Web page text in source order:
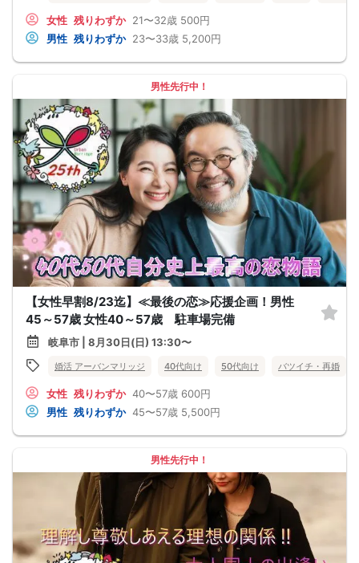
女性 残りわずか 21〜32歳 500円
男性 残りわずか 23〜33歳 5,200円
男性先行中！
【女性早割8/23迄】≪最後の恋≫応援企画！男性
45～57歳 女性40～57歳 駐車場完備
岐阜市 | 8月30日(日) 13:30〜
婚活 アーバンマリッジ 40代向け 50代向け バツイチ・再婚
女性 残りわずか 40〜57歳 600円
男性 残りわずか 45〜57歳 5,500円
男性先行中！